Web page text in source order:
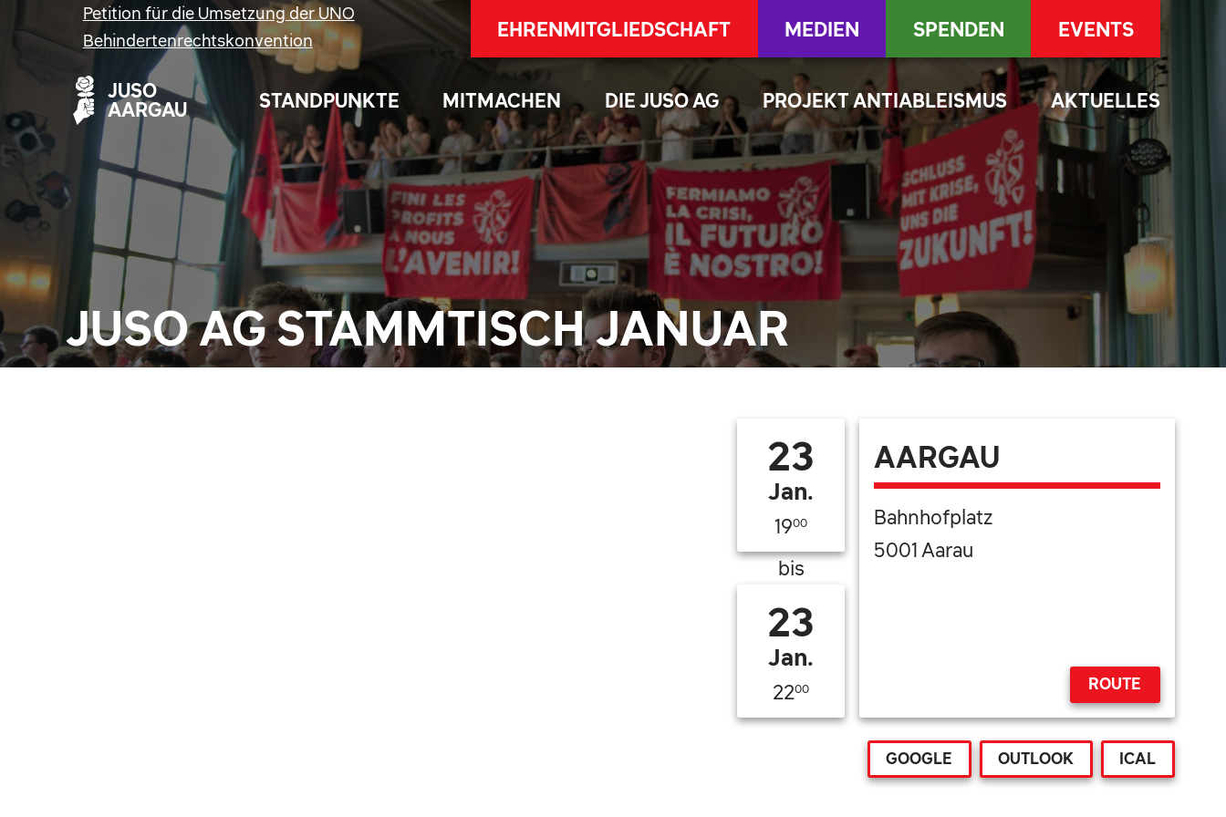
JUSO
AARGAU
STANDPUNKTE MITMACHEN DIE JUSO AG PROJEKT ANTIABLEISMUS AKTUELLES
Petition für die Umsetzung der UNO
Behindertenrechtskonvention
EHRENMITGLIEDSCHAFT MEDIEN SPENDEN EVENTS
JUSO AG STAMMTISCH JANUAR
23
Jan.
1900
bis
23
Jan.
2200
AARGAU
Bahnhofplatz
5001 Aarau
ROUTE
GOOGLE OUTLOOK ICAL